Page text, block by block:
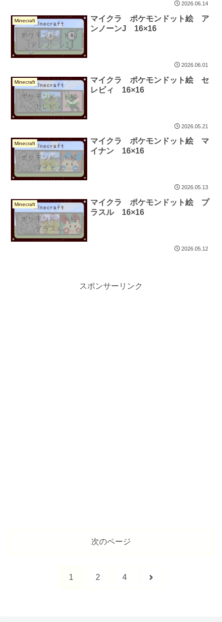
2026.06.14
Minecraft
マイクラ ポケモンドット絵 ア
ンノーンJ 16×16
2026.06.01
Minecraft
マイクラ ポケモンドット絵 セ
レビィ 16×16
2026.05.21
Minecraft
マイクラ ポケモンドット絵 マ
イナン 16×16
2026.05.13
Minecraft
マイクラ ポケモンドット絵 プ
ラスル 16×16
2026.05.12
スポンサーリンク
次のページ
1 2 4 次